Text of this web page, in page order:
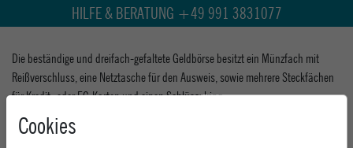
HILFE & BERATUNG +49 991 3831077
Die beständige und dreifach-gefaltete Geldbörse besitzt ein Münzfach mit
Reißverschluss, eine Netztasche für den Ausweis, sowie mehrere Steckfächen
für Kredit- oder EC-Karten und einen Schlüsselring.
Cookies